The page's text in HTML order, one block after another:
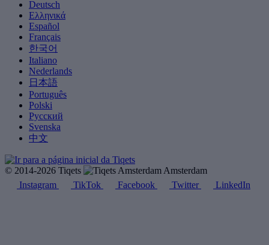
Deutsch
Ελληνικά
Español
Français
한국어
Italiano
Nederlands
日本語
Português
Polski
Русский
Svenska
中文
© 2014-2026 Tiqets
Amsterdam
Instagram
TikTok Facebook Twitter LinkedIn